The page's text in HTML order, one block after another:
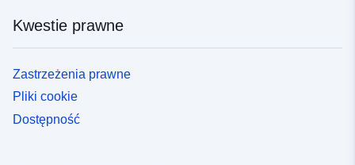
Kwestie prawne
Zastrzeżenia prawne
Pliki cookie
Dostępność